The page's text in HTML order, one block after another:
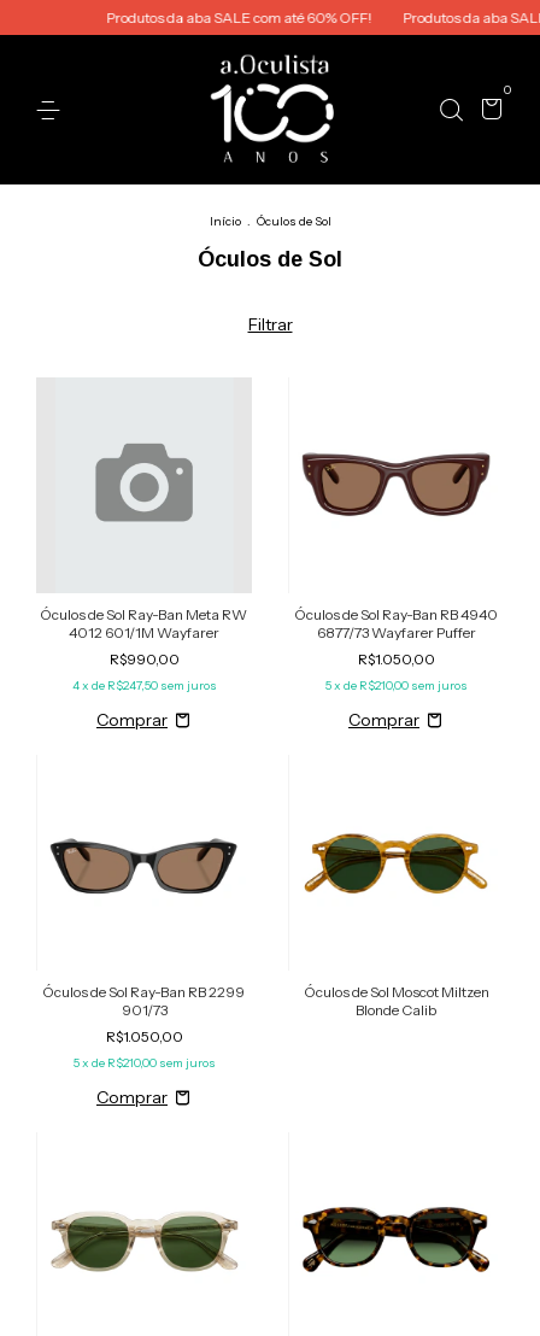
Produtos da aba SALE com até 60% OFF! Produtos da aba SALE
0
Início . Óculos de Sol
Óculos de Sol
Filtrar
Óculos de Sol Ray-Ban Meta RW
4012 601/1M Wayfarer
R$990,00
4x de R$247,50 sem juros
Óculos de Sol Ray-Ban RB 4940
6877/73 Wayfarer Puffer
R$1.050,00
5x de R$210,00 sem juros
Óculos de Sol Ray-Ban RB 2299
901/73
R$1.050,00
5x de R$210,00 sem juros
Óculos de Sol Moscot Miltzen
Blonde Calib